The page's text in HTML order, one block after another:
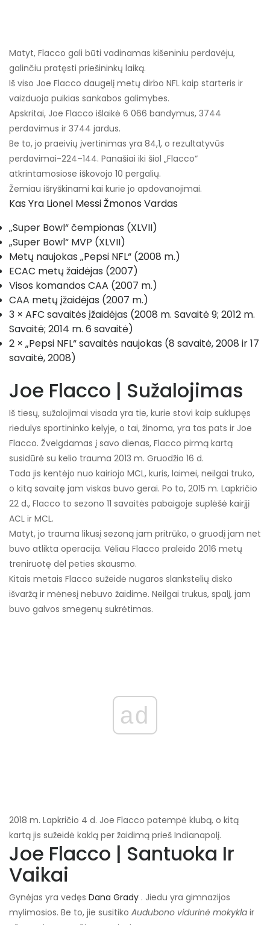
Matyt, Flacco gali būti vadinamas kišeniniu perdavėju,
galinčiu pratęsti priešininkų laiką.
Iš viso Joe Flacco daugelį metų dirbo NFL kaip starteris ir
vaizduoja puikias sankabos galimybes.
Apskritai, Joe Flacco išlaikė 6 066 bandymus, 3744
perdavimus ir 3744 jardus.
Be to, jo praeivių įvertinimas yra 84,1, o rezultatyvūs
perdavimai-224–144. Panašiai iki šiol „Flacco“
atkrintamosiose iškovojo 10 pergalių.
Žemiau išryškinami kai kurie jo apdovanojimai.
Kas Yra Lionel Messi Žmonos Vardas
„Super Bowl“ čempionas (XLVII)
„Super Bowl“ MVP (XLVII)
Metų naujokas „Pepsi NFL“ (2008 m.)
ECAC metų žaidėjas (2007)
Visos komandos CAA (2007 m.)
CAA metų įžaidėjas (2007 m.)
3 × AFC savaitės įžaidėjas (2008 m. Savaitė 9; 2012 m.
Savaitė; 2014 m. 6 savaitė)
2 × „Pepsi NFL“ savaitės naujokas (8 savaitė, 2008 ir 17
savaitė, 2008)
Joe Flacco | Sužalojimas
Iš tiesų, sužalojimai visada yra tie, kurie stovi kaip suklupęs
riedulys sportininko kelyje, o tai, žinoma, yra tas pats ir Joe
Flacco. Žvelgdamas į savo dienas, Flacco pirmą kartą
susidūrė su kelio trauma 2013 m. Gruodžio 16 d.
Tada jis kentėjo nuo kairiojo MCL, kuris, laimei, neilgai truko,
o kitą savaitę jam viskas buvo gerai. Po to, 2015 m. Lapkričio
22 d., Flacco to sezono 11 savaitės pabaigoje suplėšė kairįjį
ACL ir MCL.
Matyt, jo trauma likusį sezoną jam pritrūko, o gruodį jam net
buvo atlikta operacija. Vėliau Flacco praleido 2016 metų
treniruotę dėl peties skausmo.
Kitais metais Flacco sužeidė nugaros slankstelių disko
išvaržą ir mėnesį nebuvo žaidime. Neilgai trukus, spalį, jam
buvo galvos smegenų sukrėtimas.
ad
2018 m. Lapkričio 4 d. Joe Flacco patempė klubą, o kitą
kartą jis sužeidė kaklą per žaidimą prieš Indianapolį.
Joe Flacco | Santuoka Ir
Vaikai
Gynėjas yra vedęs Dana Grady . Jiedu yra gimnazijos
mylimosios. Be to, jie susitiko Audubono vidurinė mokykla ir